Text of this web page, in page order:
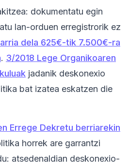
dokumentatu egin
lan-orduen erregistrorik ez
dela 625€-tik 7.500€-ra
. 3/2018 Lege Organikoaren
jadanik deskonexio
bat izatea eskatzen die
Errege Dekretu berriarekin
horrek are garrantzi
atsedenaldian deskonexio-